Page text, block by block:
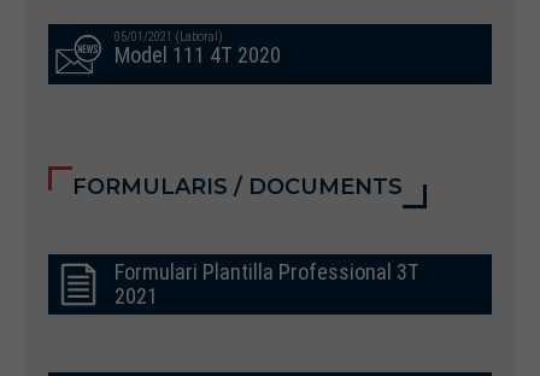
05/01/2021 (Laboral)
Model 111 4T 2020
FORMULARIS / DOCUMENTS
Formulari Plantilla Professional 3T
2021